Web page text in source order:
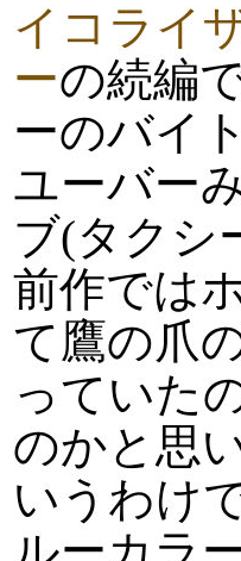
イコライ
ーの続編
ーのバイ
ユーバー
ブ(タクシ
前作では
て鷹の爪
っていた
のかと思
いうわけ